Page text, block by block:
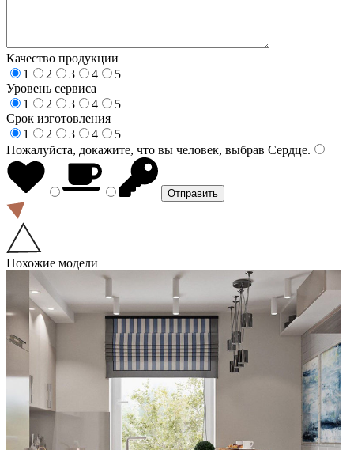
Качество продукции
1
2 3 4
5
Уровень сервиса
1
2 3 4
5
Срок изготовления
1
2 3 4
5
Пожалуйста, докажите, что вы человек, выбрав Сердце.
Похожие модели